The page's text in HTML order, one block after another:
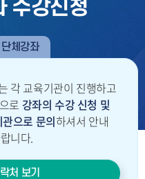
수강신청
단체강좌
각 교육기관이 진행하고
로 강좌의 수강 신청 및
으로 문의하셔서 안내
니다.
처 보기